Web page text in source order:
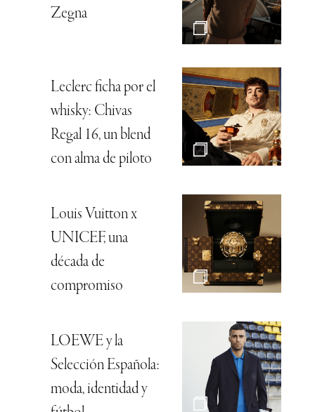
Zegna
Leclerc ficha por el
whisky: Chivas
Regal 16, un blend
con alma de piloto
Louis Vuitton x
UNICEF, una
década de
compromiso
LOEWE y la
Selección Española:
moda, identidad y